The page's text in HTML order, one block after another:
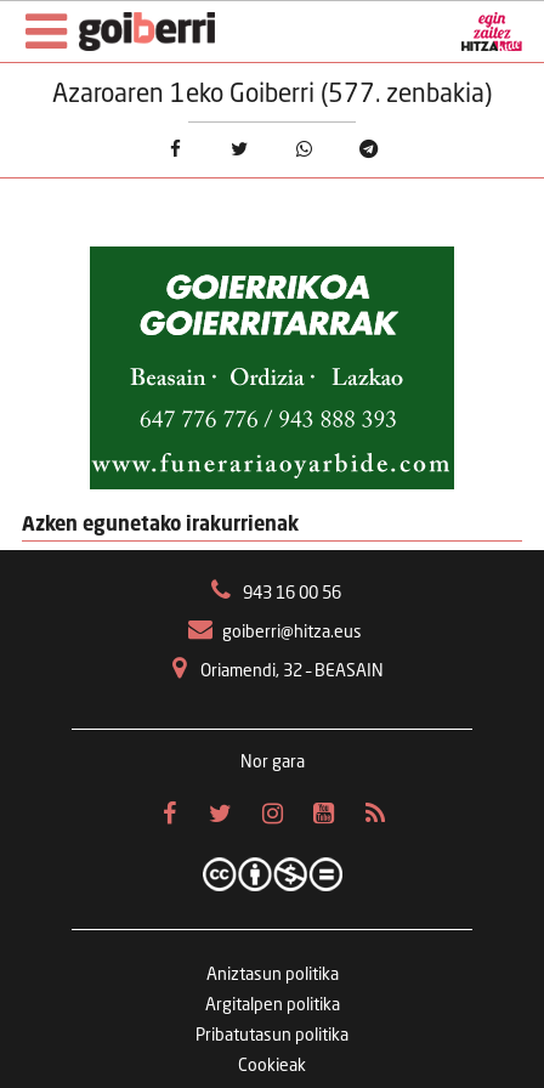
Azaroaren 1eko Goiberri (577. zenbakia)
Azken egunetako irakurrienak
943 16 00 56
goiberri@hitza.eus
Oriamendi, 32 – BEASAIN
Nor gara
Aniztasun politika
Argitalpen politika
Pribatutasun politika
Cookieak